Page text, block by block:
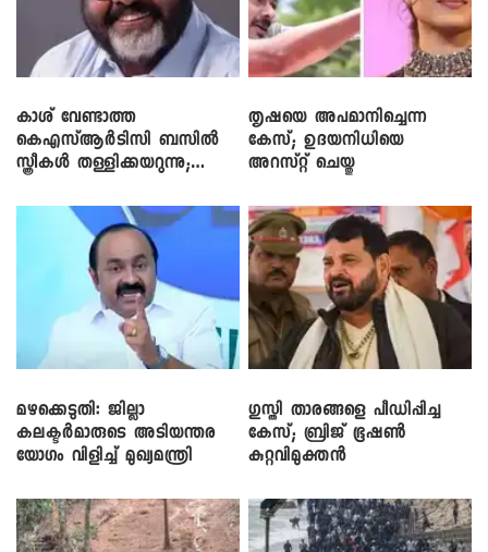
കാശ് വേണ്ടാത്ത
കെഎസ്ആർടിസി ബസിൽ
സ്ത്രീകൾ തള്ളിക്കയറുന്നു;
തൃഷയെ അപമാനിച്ചെന്ന
കേസ്; ഉദയനിധിയെ
അറസ്റ്റ് ചെയ്തു
മഴക്കെടുതി: ജില്ലാ
കലക്ടർമാരുടെ അടിയന്തര
യോഗം വിളിച്ച് മുഖ്യമന്ത്രി
​ഗുസ്തി താരങ്ങളെ പീഡിപ്പിച്ച
കേസ്; ബ്രിജ് ഭൂഷൺ
കുറ്റവിമുക്തൻ